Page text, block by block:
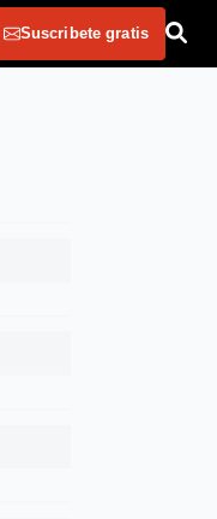
Suscribete gratis